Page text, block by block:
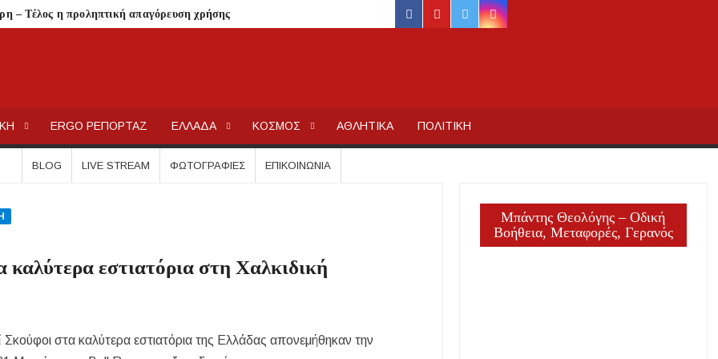
– Τέλος η προληπτική απαγόρευση χρήσης
στην εβδομάδα
– Στους 43.000 οι συνολικοί ωφελούμενοι
στον Πύργο
σήμερα αίτηση ανά ΑΦΜ
€
στον Πολύγυρο – Ένα σημαντικό βήμα για την πλήρη επαναλειτουργία
facebook
youtubetwitterinstagram
ERGO ΡΕΠΟΡΤΑΖ ΕΛΛΑΔΑ ΚΟΣΜΟΣ ΑΘΛΗΤΙΚΑ ΠΟΛΙΤΙΚΗ
BLOG LIVE STREAM ΦΩΤΟΓΡΑΦΊΕΣ ΕΠΙΚΟΙΝΩΝΊΑ
καλύτερα εστιατόρια στη Χαλκιδική
Σκούφοι στα καλύτερα εστιατόρια της Ελλάδας απονεμήθηκαν την
Μπάντης Θεολόγης – Οδική
Βοήθεια, Μεταφορές, Γερανός